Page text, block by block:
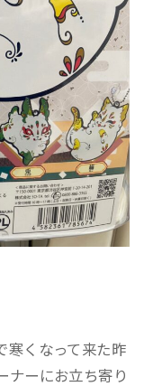
寒くなって来た昨
ナーにお立ち寄り